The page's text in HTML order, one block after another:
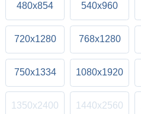
480x854 540x960
720x1280 768x1280
750x1334 1080x1920
1350x2400 1440x2560